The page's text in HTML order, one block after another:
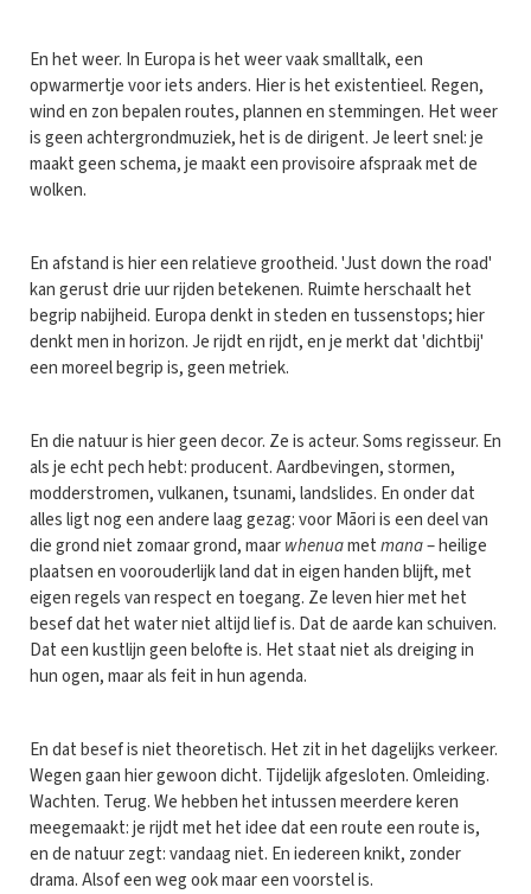
En het weer. In Europa is het weer vaak smalltalk, een
opwarmertje voor iets anders. Hier is het existentieel. Regen,
wind en zon bepalen routes, plannen en stemmingen. Het weer
is geen achtergrondmuziek, het is de dirigent. Je leert snel: je
maakt geen schema, je maakt een provisoire afspraak met de
wolken.
En afstand is hier een relatieve grootheid. 'Just down the road'
kan gerust drie uur rijden betekenen. Ruimte herschaalt het
begrip nabijheid. Europa denkt in steden en tussenstops; hier
denkt men in horizon. Je rijdt en rijdt, en je merkt dat 'dichtbij'
een moreel begrip is, geen metriek.
En die natuur is hier geen decor. Ze is acteur. Soms regisseur. En
als je echt pech hebt: producent. Aardbevingen, stormen,
modderstromen, vulkanen, tsunami, landslides. En onder dat
alles ligt nog een andere laag gezag: voor Māori is een deel van
die grond niet zomaar grond, maarwhenuametmana– heilige
plaatsen en voorouderlijk land dat in eigen handen blijft, met
eigen regels van respect en toegang. Ze leven hier met het
besef dat het water niet altijd lief is. Dat de aarde kan schuiven.
Dat een kustlijn geen belofte is. Het staat niet als dreiging in
hun ogen, maar als feit in hun agenda.
En dat besef is niet theoretisch. Het zit in het dagelijks verkeer.
Wegen gaan hier gewoon dicht. Tijdelijk afgesloten. Omleiding.
Wachten. Terug. We hebben het intussen meerdere keren
meegemaakt: je rijdt met het idee dat een route een route is,
en de natuur zegt: vandaag niet. En iedereen knikt, zonder
drama. Alsof een weg ook maar een voorstel is.